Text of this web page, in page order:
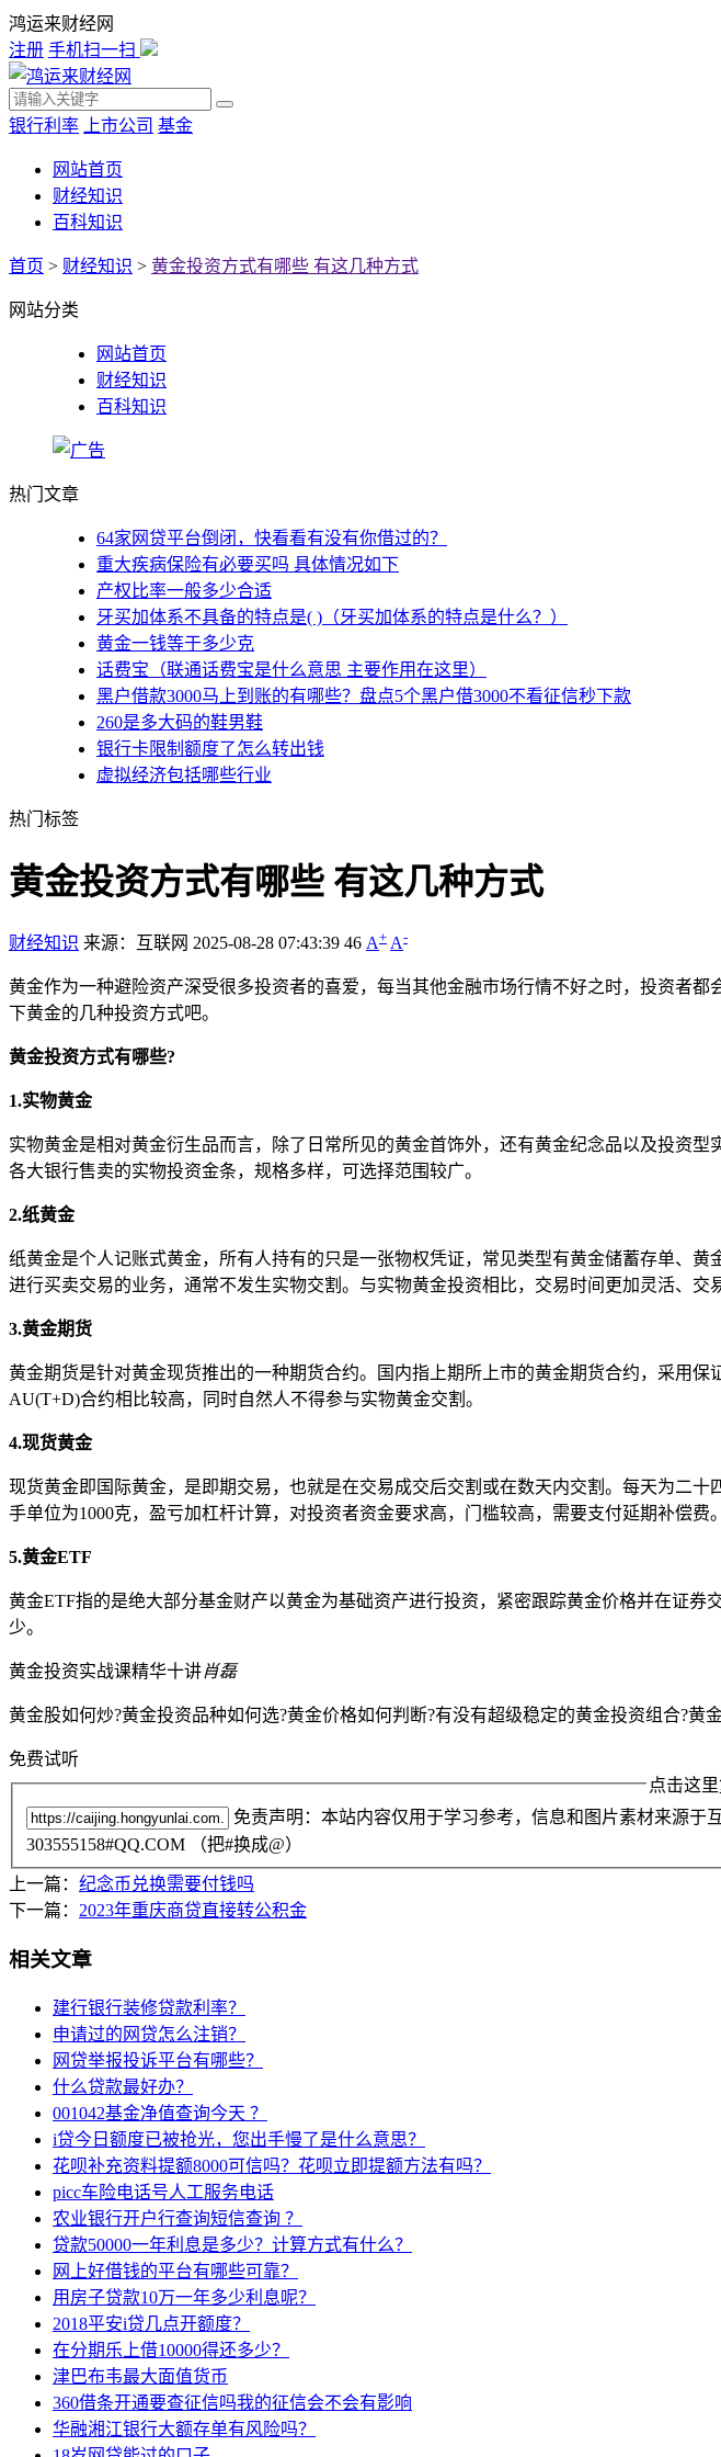
鸿运来财经网
注册 手机扫一扫
银行利率 上市公司 基金
网站首页
财经知识
百科知识
首页 > 财经知识 > 黄金投资方式有哪些 有这几种方式
网站分类
网站首页
财经知识
百科知识
热门文章
64家网贷平台倒闭，快看看有没有你借过的？
重大疾病保险有必要买吗 具体情况如下
产权比率一般多少合适
牙买加体系不具备的特点是( )（牙买加体系的特点是什么？）
黄金一钱等于多少克
话费宝（联通话费宝是什么意思 主要作用在这里）
黑户借款3000马上到账的有哪些？盘点5个黑户借3000不看征信秒下款
260是多大码的鞋男鞋
银行卡限制额度了怎么转出钱
虚拟经济包括哪些行业
热门标签
黄金投资方式有哪些 有这几种方式
财经知识 来源：互联网 2025-08-28 07:43:39 46 A+ A-
黄金作为一种避险资产深受很多投资者的喜爱，每当其他金融市场行情不好之时，投资者
下黄金的几种投资方式吧。
黄金投资方式有哪些?
1.实物黄金
实物黄金是相对黄金衍生品而言，除了日常所见的黄金首饰外，还有黄金纪念品以及投资
各大银行售卖的实物投资金条，规格多样，可选择范围较广。
2.纸黄金
纸黄金是个人记账式黄金，所有人持有的只是一张物权凭证，常见类型有黄金储蓄存单、
进行买卖交易的业务，通常不发生实物交割。与实物黄金投资相比，交易时间更加灵活、交
3.黄金期货
黄金期货是针对黄金现货推出的一种期货合约。国内指上期所上市的黄金期货合约，采用
AU(T+D)合约相比较高，同时自然人不得参与实物黄金交割。
4.现货黄金
现货黄金即国际黄金，是即期交易，也就是在交易成交后交割或在数天内交割。每天为二
手单位为1000克，盈亏加杠杆计算，对投资者资金要求高，门槛较高，需要支付延期补偿费
5.黄金ETF
黄金ETF指的是绝大部分基金财产以黄金为基础资产进行投资，紧密跟踪黄金价格并在证
少。
黄金投资实战课精华十讲肖磊
黄金股如何炒?黄金投资品种如何选?黄金价格如何判断?有没有超级稳定的黄金投资组合?黄
免费试听
点击这
免责声明：本站内容仅用于学习参考，信息和图片素材来源于
303555158#QQ.COM （把#换成@）
上一篇： 纪念币兑换需要付钱吗
下一篇： 2023年重庆商贷直接转公积金
相关文章
建行银行装修贷款利率？
申请过的网贷怎么注销？
网贷举报投诉平台有哪些？
什么贷款最好办？
001042基金净值查询今天 ？
i贷今日额度已被抢光，您出手慢了是什么意思？
花呗补充资料提额8000可信吗？花呗立即提额方法有吗？
picc车险电话号人工服务电话
农业银行开户行查询短信查询 ？
贷款50000一年利息是多少？计算方式有什么？
网上好借钱的平台有哪些可靠？
用房子贷款10万一年多少利息呢？
2018平安i贷几点开额度？
在分期乐上借10000得还多少？
津巴布韦最大面值货币
360借条开通要查征信吗我的征信会不会有影响
华融湘江银行大额存单有风险吗？